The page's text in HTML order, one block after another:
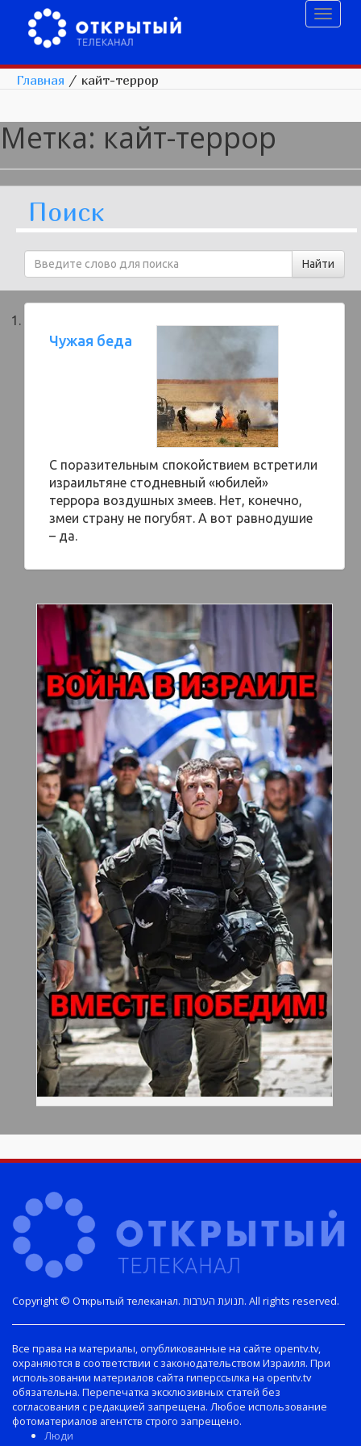
Главная / кайт-террор
Метка: кайт-террор
Поиск
Чужая беда
С поразительным спокойствием встретили
израильтяне стодневный «юбилей»
террора воздушных змеев. Нет, конечно,
змеи страну не погубят. А вот равнодушие
– да.
Copyright © Открытый телеканал. תנועת הערבות. All rights reserved.
Все права на материалы, опубликованные на сайте opentv.tv,
охраняются в соответствии с законодательством Израиля. При
использовании материалов сайта гиперссылка на opentv.tv
обязательна. Перепечатка эксклюзивных статей без
согласования с редакцией запрещена. Любое использование
фотоматериалов агентств строго запрещено.
Люди